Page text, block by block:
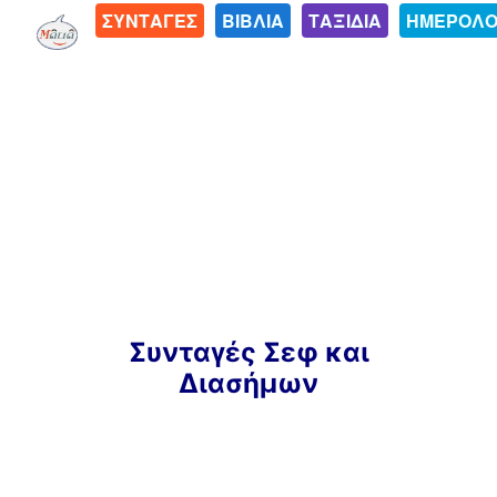
ΣΥΝΤΑΓΕΣ ΒΙΒΛΙΑ ΤΑΞΙΔΙΑ
Συνταγές Σεφ και
Διασήμων